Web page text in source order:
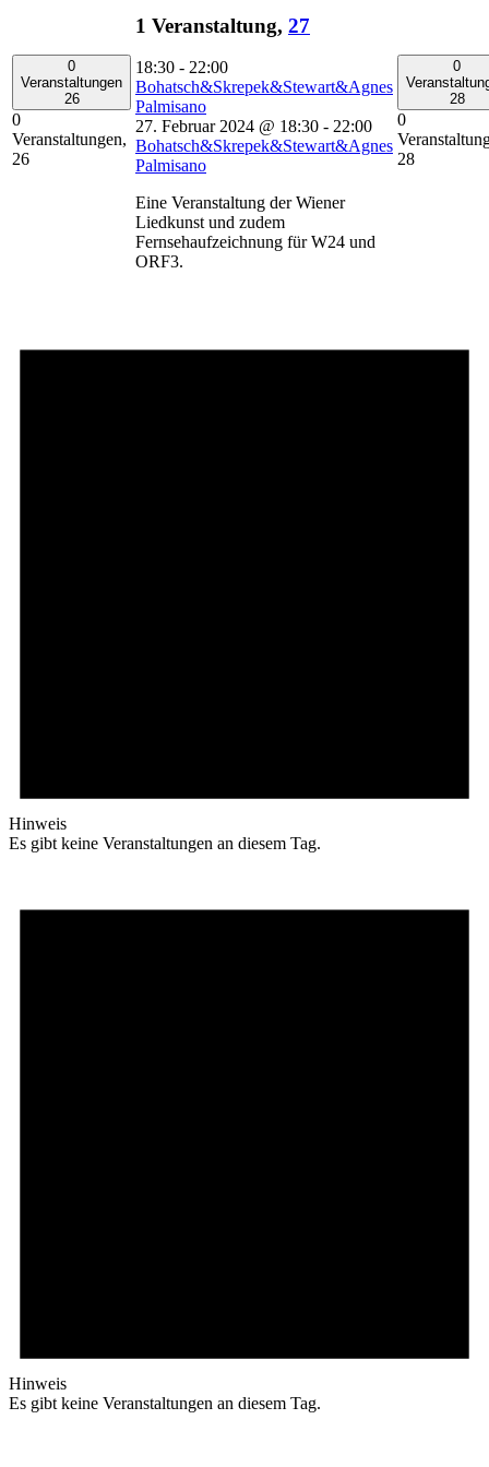
0
Veranstaltungen
26
0
Veranstaltungen,
26
1 Veranstaltung, 27
18:30 - 22:00
Bohatsch&Skrepek&Stewart&Agnes
Palmisano
27. Februar 2024 @ 18:30 - 22:00
Bohatsch&Skrepek&Stewart&Agnes
Palmisano
Eine Veranstaltung der Wiener
Liedkunst und zudem
Fernsehaufzeichnung für W24 und
ORF3.
0
28
0
28
Hinweis
Es gibt keine Veranstaltungen an diesem Tag.
Hinweis
Es gibt keine Veranstaltungen an diesem Tag.